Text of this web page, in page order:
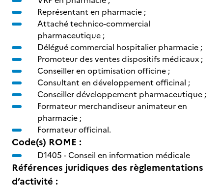
Représentant en pharmacie ;
Attaché technico-commercial
pharmaceutique ;
Délégué commercial hospitalier pharmacie ;
Promoteur des ventes dispositifs médicaux ;
Conseiller en optimisation officine ;
Consultant en développement officinal ;
Conseiller développement pharmaceutique ;
Formateur merchandiseur animateur en
pharmacie ;
Formateur officinal.
Code(s) ROME :
D1405 -Conseil en information médicale
Références juridiques des règlementations
d’activité :